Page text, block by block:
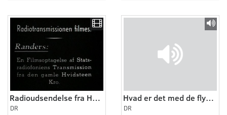
Radioudsendelse fra Hvidsten kro
DR
Hvad er det med de flyvende tallerkener?
DR